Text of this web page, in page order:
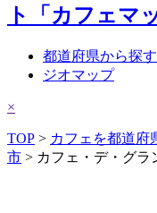
ト「カフェマ
都道府県から探す
ジオマップ
×
TOP > カフェを都道府
市 > カフェ・デ・グラ